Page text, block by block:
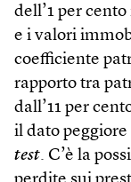
dell’1 per
e i valori
coefficiente
rapporto tra
dall’11 per
il dato
test. C’è la